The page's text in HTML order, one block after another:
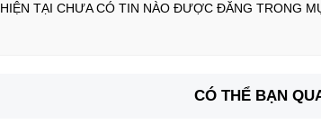
HIỆN TẠI CHƯA CÓ TIN NÀO ĐƯỢC ĐĂNG TRONG
CÓ THỂ BẠN